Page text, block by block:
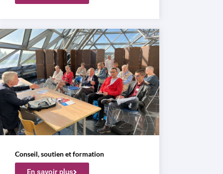
Conseil, soutien et formation
En savoir plus